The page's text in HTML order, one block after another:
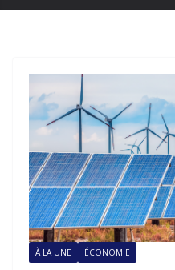
À LA UNE ÉCONOMIE